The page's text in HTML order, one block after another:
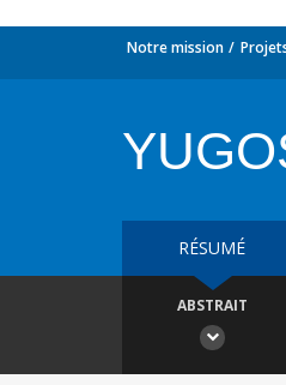
Notre mission
RÉSUMÉ
ABSTRAIT